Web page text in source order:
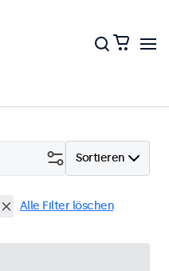
Sortieren
Alle Filter löschen